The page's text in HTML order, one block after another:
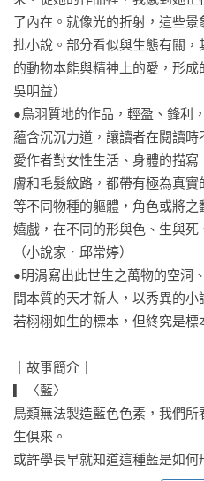
了內在。就像光的折射，這些
批小說。部分看似與生態有關
的動物本能與精神上的愛，形成
吳明益）
●鳥羽質地的作品，輕盈、鋒利
蘊含沉沉力道，讓讀者在閱讀
愛作者對女性生活、身體的描
膚和毛髮紋路，都帶有極為真
等不同物種的軀體，角色或將
嬉戲，在不同的形與色、生與死
（小說家．邱常婷）
●明涓寫出此世生之萬物的空洞
間本質的天才新人，以秀異的
若栩栩如生的標本，但終究是標
｜故事簡介｜
▎〈藍〉
鳥類無法製造藍色色素，我們
生俱來。
或許學長早就知道這種藍是如何